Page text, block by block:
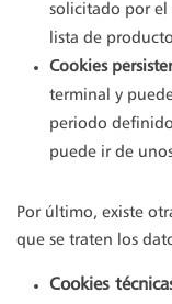
solicitado por el
lista de
Cookies
terminal y
periodo
puede ir de
Por último, existe
que se traten los
Cookies